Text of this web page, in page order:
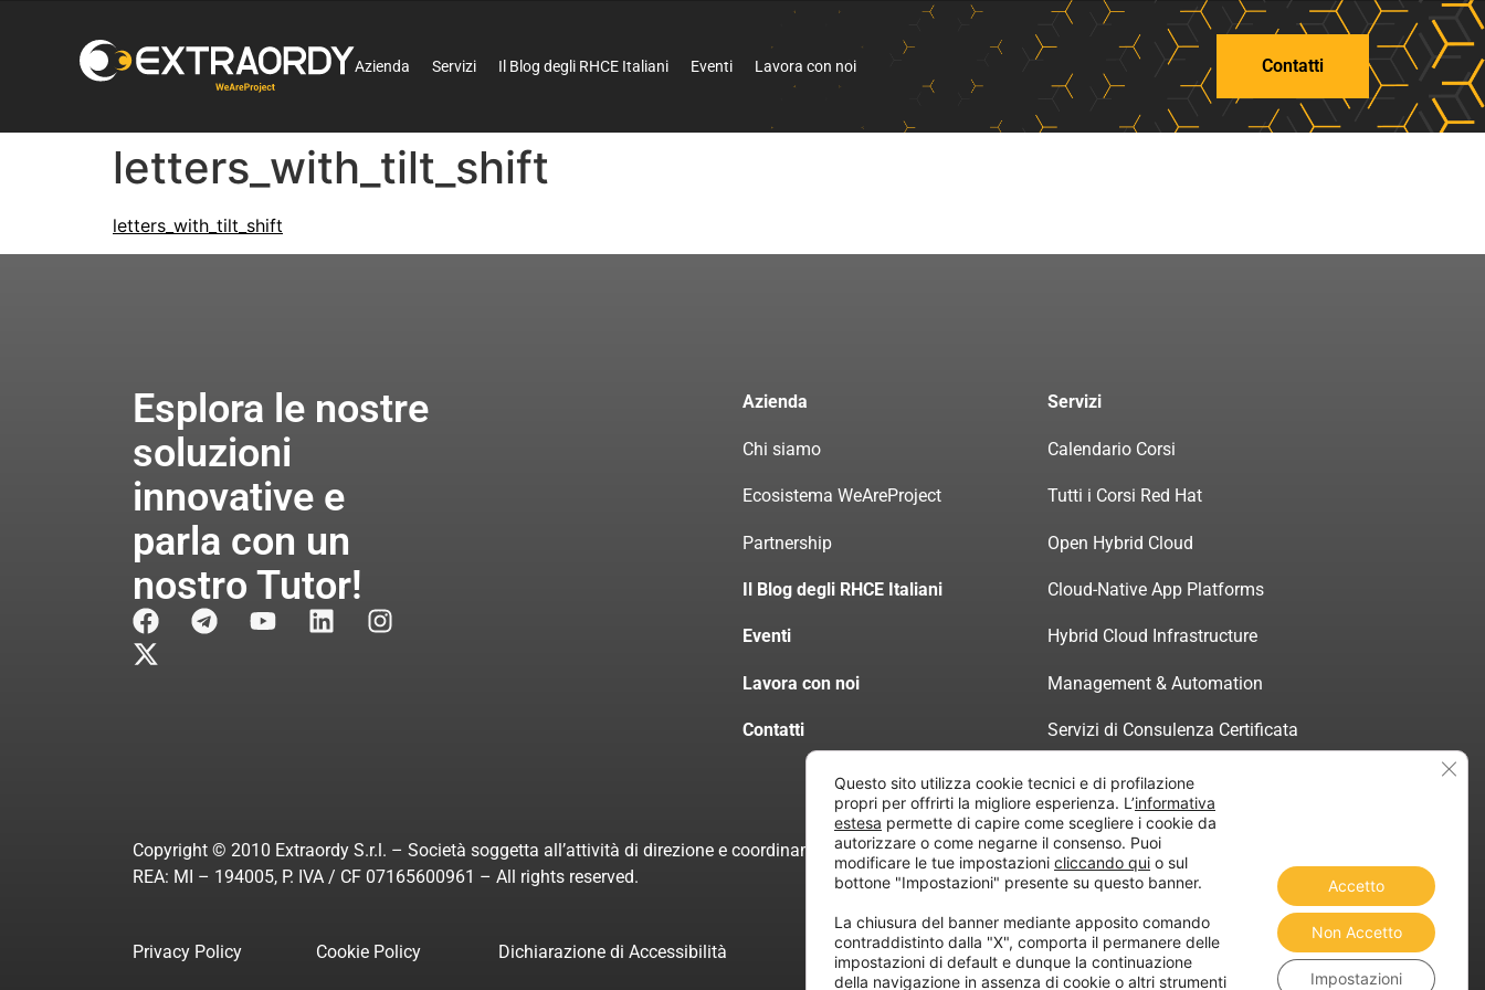
Azienda Servizi Il Blog degli RHCE Italiani Eventi Lavora con noi Contatti
letters_with_tilt_shift
letters_with_tilt_shift
Esplora le nostre
soluzioni
innovative e
parla con un
nostro Tutor!
Azienda
Chi siamo
Ecosistema WeAreProject
Partnership
Il Blog degli RHCE Italiani
Eventi
Lavora con noi
Contatti
Servizi
Calendario Corsi
Tutti i Corsi Red Hat
Open Hybrid Cloud
Cloud-Native App Platforms
Hybrid Cloud Infrastructure
Management & Automation
Servizi di Consulenza Certificata
Copyright © 2010 Extraordy S.r.l. – Società soggetta all’attività di direzione e coordinamento di “Project Informatica”
REA: MI – 194005, P. IVA / CF 07165600961 – All rights reserved.
Privacy Policy Cookie Policy Dichiarazione di Accessibilità
Questo sito utilizza cookie tecnici e di profilazione
propri per offrirti la migliore esperienza. L’informativa
estesa permette di capire come scegliere i cookie da
autorizzare o come negarne il consenso. Puoi
modificare le tue impostazioni cliccando qui o sul
bottone "Impostazioni" presente su questo banner.
La chiusura del banner mediante apposito comando
contraddistinto dalla "X", comporta il permanere delle
impostazioni di default e dunque la continuazione
della navigazione in assenza di cookie o altri strumenti
Accetto
Non Accetto
Impostazioni